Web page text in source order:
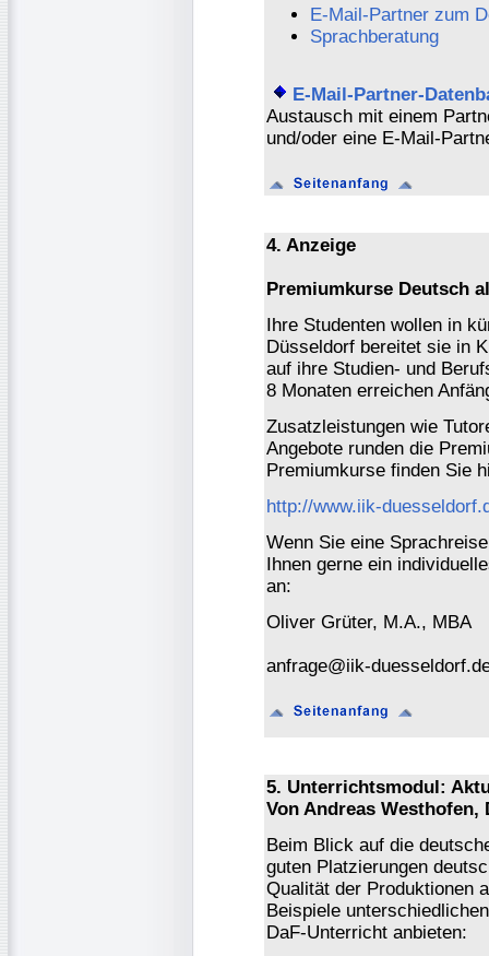
E-Mail-Partner zum
Sprachberatung
E-Mail-Partner-
Austausch mit einem
und/oder eine E-Mail-
4. Anzeige
Premiumkurse Deutsch
Ihre Studenten wollen in
Düsseldorf bereitet sie in
auf ihre Studien- und
8 Monaten erreichen
Zusatzleistungen wie
Angebote runden die
Premiumkurse finden Sie
http://www.iik-
Wenn Sie eine
Ihnen gerne ein
an:
Oliver Grüter, M.A., MBA
anfrage@iik-
5. Unterrichtsmodul:
Von Andreas Westhofen,
Beim Blick auf die
guten Platzierungen
Qualität der Produktionen
Beispiele
DaF-Unterricht anbieten: